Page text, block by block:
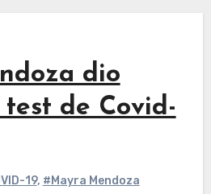
dio
de Covid-
19, #Mayra Mendoza